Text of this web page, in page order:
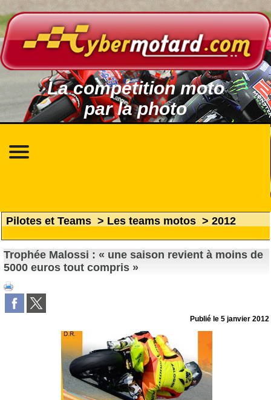
La compétition moto
par la photo
Pilotes et Teams > Les teams motos > 2012
Trophée Malossi : « une saison revient à moins de
5000 euros tout compris »
Publié le5 janvier 2012